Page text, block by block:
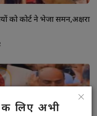
लिए अभी
को कोर्ट ने भेजा समन,अक्षरा